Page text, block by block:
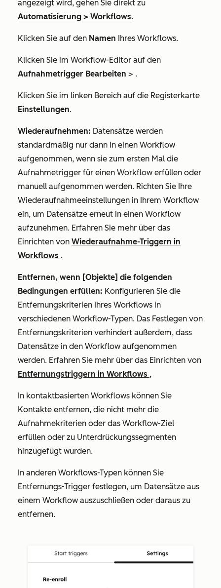
angezeigt wird, gehen Sie direkt zu
Automatisierung > Workflows.
Klicken Sie auf den Namen Ihres Workflows.
Klicken Sie im Workflow-Editor auf den
Aufnahmetrigger Bearbeiten > .
Klicken Sie im linken Bereich auf die Registerkarte
Einstellungen.
Wiederaufnehmen: Datensätze werden
standardmäßig nur dann in einen Workflow
aufgenommen, wenn sie zum ersten Mal die
Aufnahmetrigger für einen Workflow erfüllen oder
manuell aufgenommen werden. Richten Sie Ihre
Wiederaufnahmeeinstellungen in Ihrem Workflow
ein, um Datensätze erneut in einen Workflow
aufzunehmen. Erfahren Sie mehr über das
Einrichten von Wiederaufnahme-Triggern in
Workflows .
Entfernen, wenn [Objekte] die folgenden
Bedingungen erfüllen: Konfigurieren Sie die
Entfernungskriterien Ihres Workflows in
verschiedenen Workflow-Typen. Das Festlegen von
Entfernungskriterien verhindert außerdem, dass
Datensätze in den Workflow aufgenommen
werden. Erfahren Sie mehr über das Einrichten von
Entfernungstriggern in Workflows ,
In kontaktbasierten Workflows können Sie
Kontakte entfernen, die nicht mehr die
Aufnahmekriterien oder das Workflow-Ziel
erfüllen oder zu Unterdrückungssegmenten
hinzugefügt wurden.
In anderen Workflows-Typen können Sie
Entfernungs-Trigger festlegen, um Datensätze aus
einem Workflow auszuschließen oder daraus zu
entfernen.